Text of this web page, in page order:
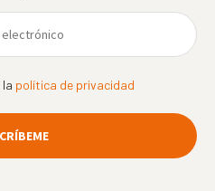
política de privacidad